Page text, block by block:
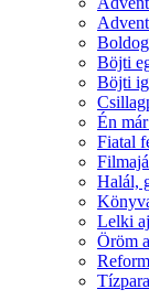
Böjti
Böjti
Én
Fiatal
Halál,
Lelki
Öröm